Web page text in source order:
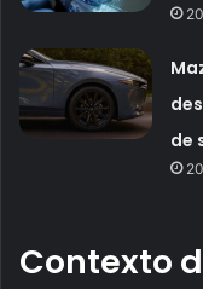
de
Contexto